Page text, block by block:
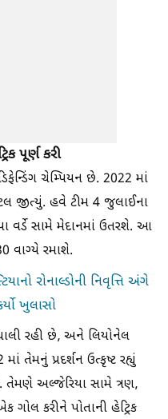
પૂર્ણ કરી
ચેમ્પિયન છે. 2022 માં
જીત્યું. હવે ટીમ 4 જુલાઈના
વર્ડે સામે મેદાનમાં ઉતરશે. આ
વાગ્યે રમાશે.
રોનાલ્ડોની નિવૃત્તિ અંગે
ખુલાસો
રહી છે, અને લિયોનેલ
તેમનું પ્રદર્શન ઉત્કૃષ્ટ રહ્યું
તેમણે અલ્જેરિયા સામે ત્રણ,
કરીને પોતાની હેટ્રિક